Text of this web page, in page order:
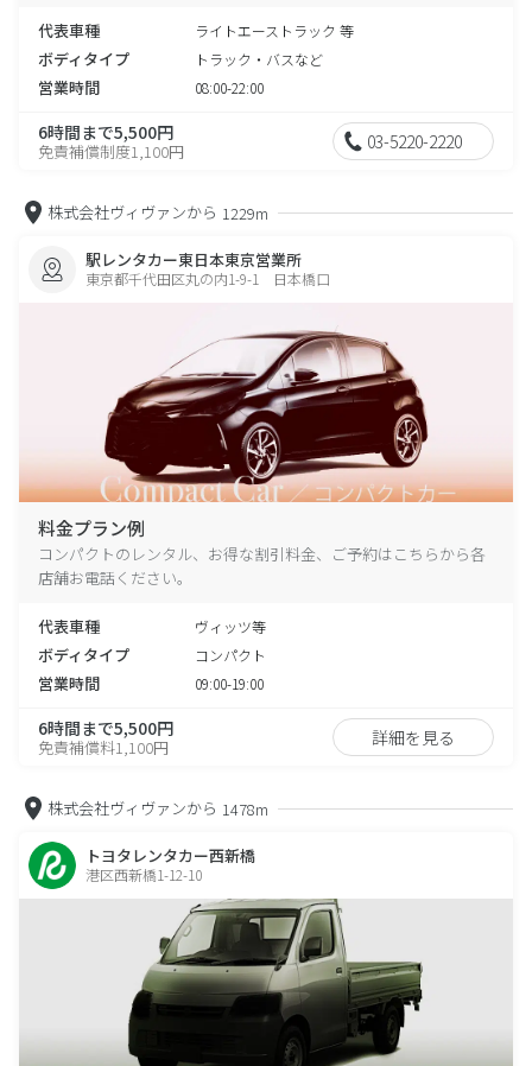
代表車種 ライトエーストラック 等
ボディタイプ トラック・バスなど
営業時間 08:00-22:00
6時間まで5,500円
免責補償制度1,100円 03-5220-2220
株式会社ヴィヴァンから 1229m
駅レンタカー東日本東京営業所
東京都千代田区丸の内1-9-1 日本橋口
料金プラン例
コンパクトのレンタル、お得な割引料金、ご予約はこちらから各
店舗お電話ください。
代表車種 ヴィッツ等
ボディタイプ コンパクト
営業時間 09:00-19:00
6時間まで5,500円
免責補償料1,100円 詳細を見る
株式会社ヴィヴァンから 1478m
トヨタレンタカー西新橋
港区西新橋1-12-10